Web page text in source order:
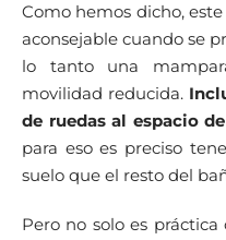
Como hemos dicho,
aconsejable cuando se
lo tanto una
movilidad reducida.
de ruedas al espacio
para eso es preciso
suelo que el resto del
Pero no solo es